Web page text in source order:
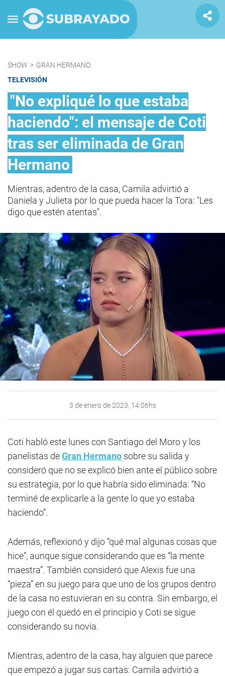
SHOW > GRAN HERMANO
TELEVISIÓN
"No expliqué lo que estaba
haciendo": el mensaje de Coti
tras ser eliminada de Gran
Hermano
Mientras, adentro de la casa, Camila advirtió a
Daniela y Julieta por lo que pueda hacer la Tora: "Les
digo que estén atentas".
3 de enero de 2023, 14:06hs
Coti habló este lunes con Santiago del Moro y los
panelistas deGran Hermano sobre su salida y
consideró que no se explicó bien ante el público sobre
su estrategia, por lo que habría sido eliminada: “No
terminé de explicarle a la gente lo que yo estaba
haciendo”.
Además, reflexionó y dijo “qué mal algunas cosas que
hice”, aunque sigue considerando que es “la mente
maestra”. También consideró que Alexis fue una
“pieza” en su juego para que uno de los grupos dentro
de la casa no estuvieran en su contra. Sin embargo, el
juego con él quedó en el principio y Coti se sigue
considerando su novia.
Mientras, adentro de la casa, hay alguien que parece
que empezó a jugar sus cartas: Camila advirtió a